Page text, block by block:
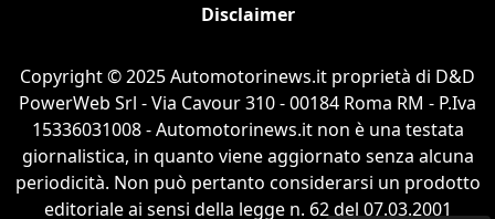
Disclaimer
Copyright © 2025 Automotorinews.it proprietà di D&D
PowerWeb Srl - Via Cavour 310 - 00184 Roma RM - P.Iva
15336031008 - Automotorinews.it non è una testata
giornalistica, in quanto viene aggiornato senza alcuna
periodicità. Non può pertanto considerarsi un prodotto
editoriale ai sensi della legge n. 62 del 07.03.2001